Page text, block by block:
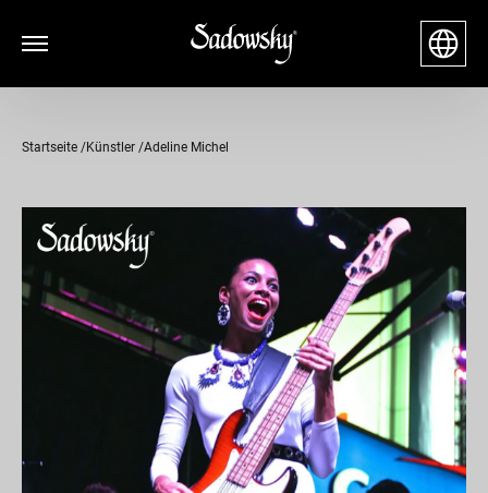
Startseite Künstler Adeline Michel